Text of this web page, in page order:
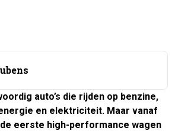
auto’s die rijden op benzine,
en elektriciteit. Maar vanaf
eerste high-performance wagen